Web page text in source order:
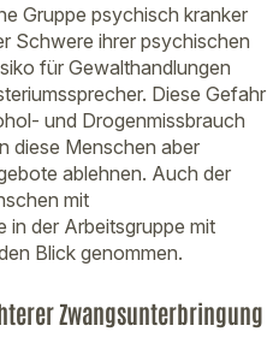
Gruppe psychisch kranker
Schwere ihrer psychischen
für Gewalthandlungen
Diese Gefahr
und Drogenmissbrauch
diese Menschen aber
ablehnen. Auch der
mit
in der Arbeitsgruppe mit
Blick genommen.
Zwangsunterbringung